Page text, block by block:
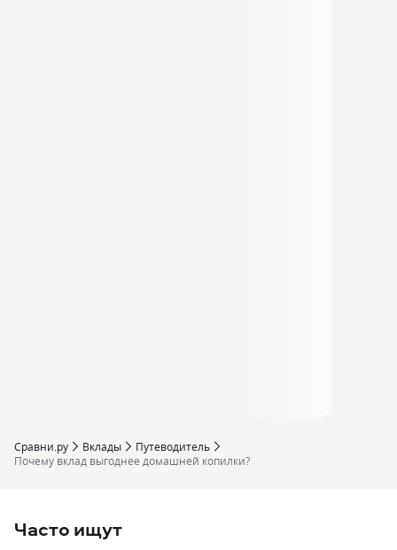
Сравни.ру Вклады
Путеводитель
Почему вклад выгоднее домашней копилки?
Часто ищут